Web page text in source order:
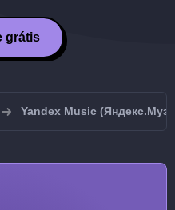
grátis
Yandex Music